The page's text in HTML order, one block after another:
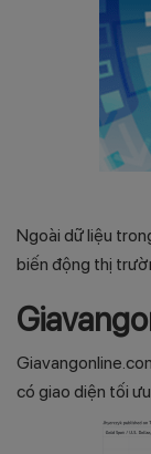
Ngoài dữ liệu
biến động thị
có giao diện tối